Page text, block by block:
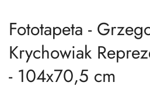
Fototapeta -
Krychowiak
- 104x70,5 cm